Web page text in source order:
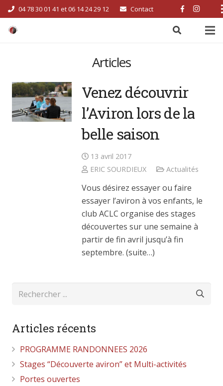
04 78 30 01 41 et 06 14 24 29 12 Contact
Articles
Venez découvrir
l’Aviron lors de la
belle saison
13 avril 2017
ERIC SOURDIEUX
Actualités
Vous désirez essayer ou faire
essayer l’aviron à vos enfants, le
club ACLC organise des stages
découvertes sur une semaine à
partir de fin avril jusqu’à fin
septembre. (suite…)
Articles récents
PROGRAMME RANDONNEES 2026
Stages “Découverte aviron” et Multi-activités
Portes ouvertes